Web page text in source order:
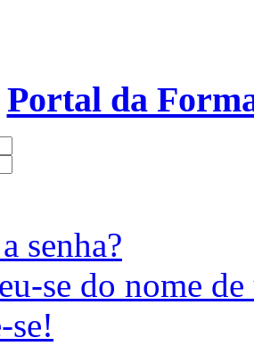
Portal da
senha?
se do nome
se!